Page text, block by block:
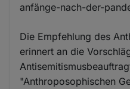
anfänge-nach-der-
Die Empfehlung des
erinnert an die
"Anthroposophischen